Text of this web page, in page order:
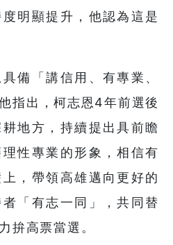
明顯提升，他認為這是
備「講信用、有專業、
指出，柯志恩4年前選後
地方，持續提出具前瞻
性專業的形象，相信有
，帶領高雄邁向更好的
「有志一同」，共同替
拚高票當選。